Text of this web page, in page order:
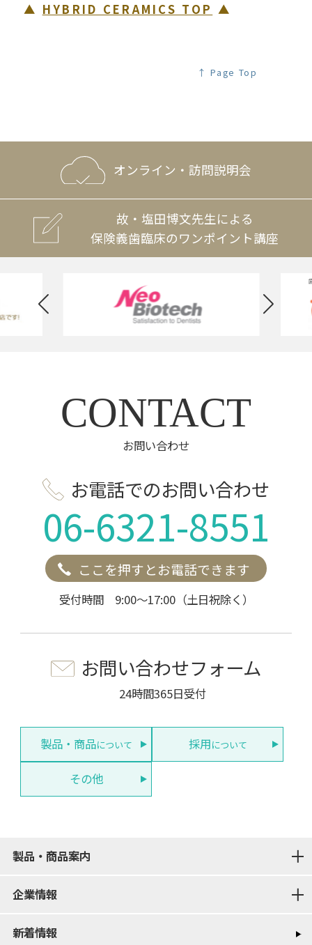
▲ HYBRID CERAMICS TOP ▲
↑ Page Top
オンライン・訪問説明会
故・塩田博文先生による
保険義歯臨床のワンポイント講座
CONTACT
お問い合わせ
お電話でのお問い合わせ
06-6321-8551
ここを押すとお電話できます
受付時間 9:00～17:00（土日祝除く）
お問い合わせフォーム
24時間365日受付
製品・商品について 採用について
その他
製品・商品案内
企業情報
新着情報